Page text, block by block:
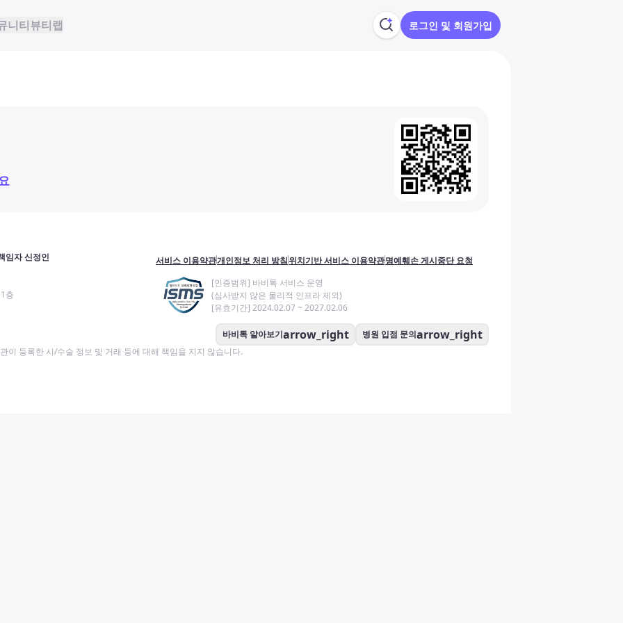
니티뷰티랩 로그인 및 회원가입
임자 신정인
층
서비스 이용약관개인정보 처리 방침위치기반 서비스 이용약관명예훼손 게시중단 요청
[인증범위] 바비톡 서비스 운영
(심사받지 않은 물리적 인프라 제외)
[유효기간] 2024.02.07 ~ 2027.02.06
바비톡 알아보기arrow_right 병원 입점 문의arrow_right
이 등록한 시/수술 정보 및 거래 등에 대해 책임을 지지 않습니다.